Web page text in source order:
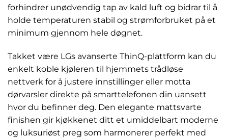
forhindrer unødvendig tap av kald luft og bidrar til å
holde temperaturen stabil og strømforbruket på et
minimum gjennom hele døgnet.
Takket være LGs avanserte ThinQ-plattform kan du
enkelt koble kjøleren til hjemmets trådløse
nettverk for å justere innstillinger eller motta
dørvarsler direkte på smarttelefonen din uansett
hvor du befinner deg. Den elegante mattsvarte
finishen gir kjøkkenet ditt et umiddelbart moderne
og luksuriøst preg som harmonerer perfekt med